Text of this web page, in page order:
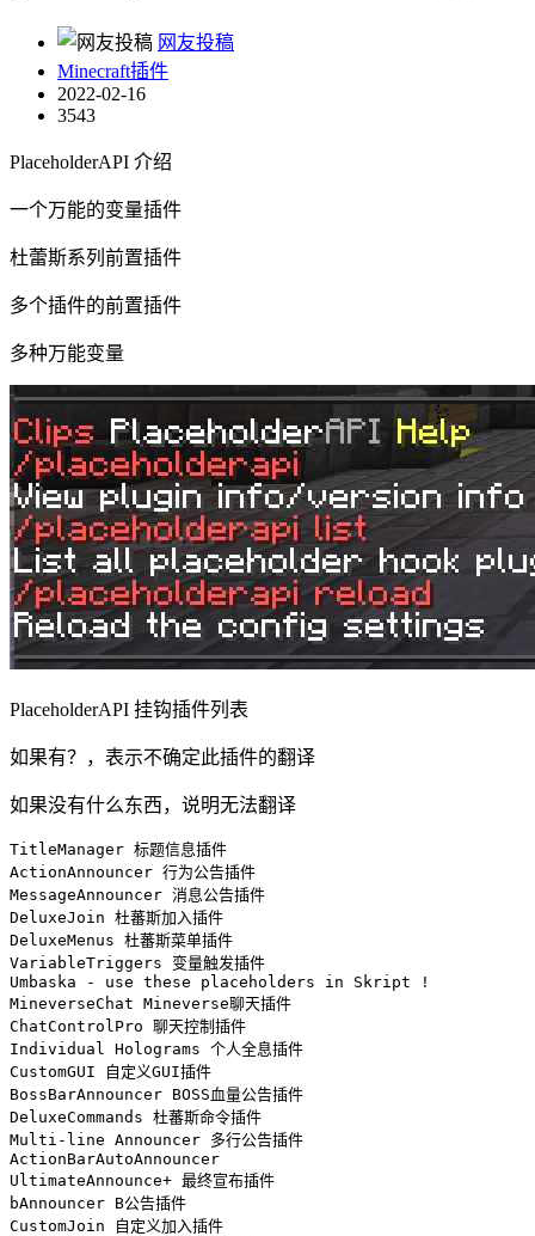
网友投稿
Minecraft插件
2022-02-16
3543
PlaceholderAPI 介绍
一个万能的变量插件
杜蕾斯系列前置插件
多个插件的前置插件
多种万能变量
PlaceholderAPI 挂钩插件列表
如果有？，表示不确定此插件的翻译
如果没有什么东西，说明无法翻译
TitleManager 标题信息插件
ActionAnnouncer 行为公告插件
MessageAnnouncer 消息公告插件
DeluxeJoin 杜蕃斯加入插件
DeluxeMenus 杜蕃斯菜单插件
VariableTriggers 变量触发插件
Umbaska - use these placeholders in Skript !
MineverseChat Mineverse聊天插件
ChatControlPro 聊天控制插件
Individual Holograms 个人全息插件
CustomGUI 自定义GUI插件
BossBarAnnouncer BOSS血量公告插件
DeluxeCommands 杜蕃斯命令插件
Multi-line Announcer 多行公告插件
ActionBarAutoAnnouncer
UltimateAnnounce+ 最终宣布插件
bAnnouncer B公告插件
CustomJoin 自定义加入插件